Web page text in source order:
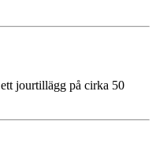
jourtillägg på cirka 50